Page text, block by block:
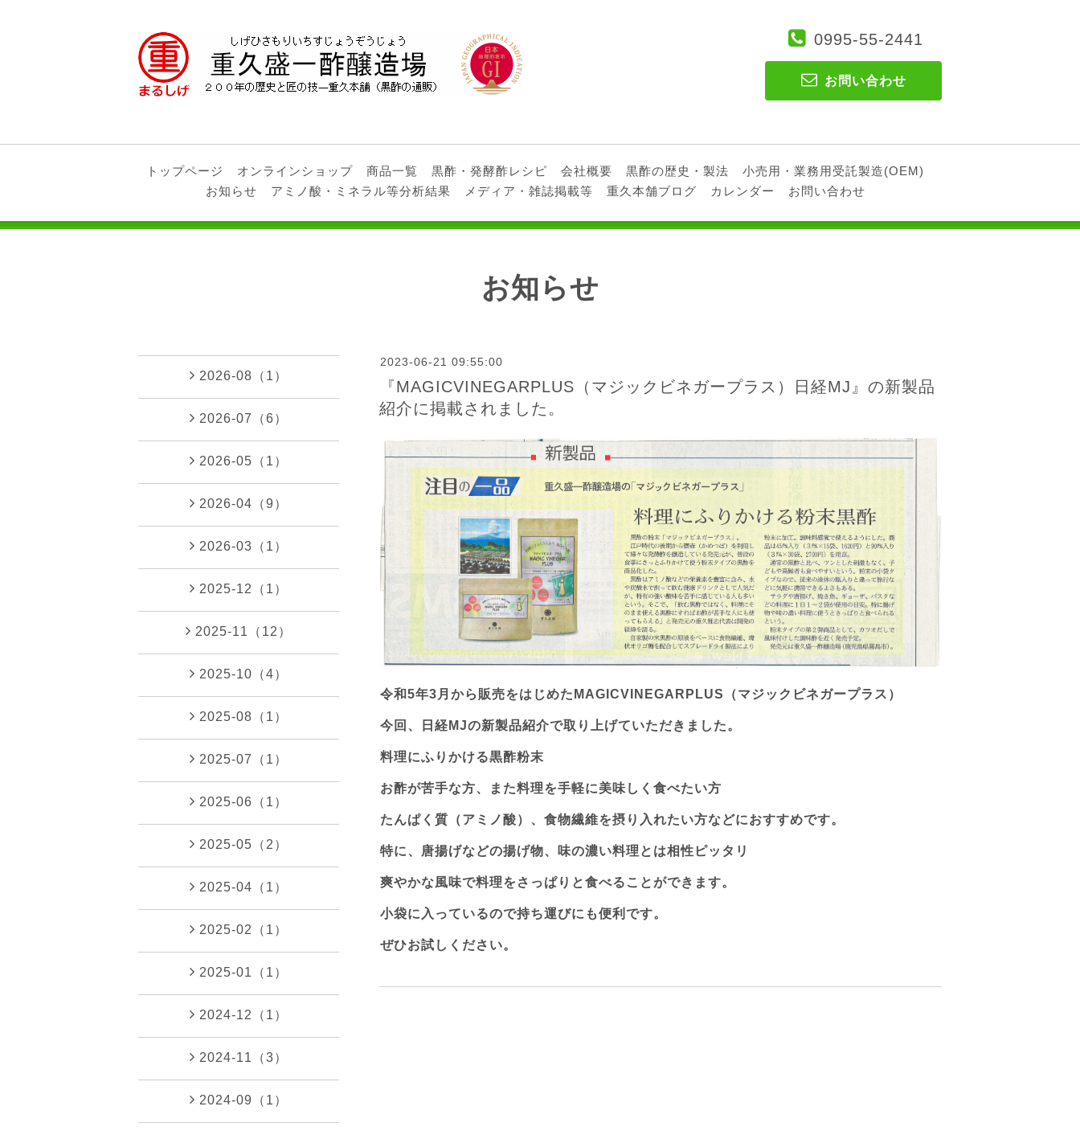
0995-55-2441
お問い合わせ
トップページ オンラインショップ 商品一覧 黒酢・発酵酢レシピ 会社概要 黒酢の歴史・製法
小売用・業務用受託製造(OEM)
お知らせ
アミノ酸・ミネラル等分析結果 メディア・雑誌掲載等 重久本舗ブログ カレンダー お問い合わせ
お知らせ
2023-06-21 09:55:00
『MAGICVINEGARPLUS（マジックビネガープラス）日経MJ』の新製品
紹介に掲載されました。
令和5年3 月から販売をはじめた MAGICVINEGARPLUS （マジックビネガープラス）
今回、日経 MJの新製品紹介で取り上げていただきました。
料理にふりかける黒酢粉末
お酢が苦手な方、また料理を手軽に美味しく食べたい方
たんぱく質（アミノ酸）、食物繊維を摂り入れたい方などにおすすめです。
特に、唐揚げなどの揚げ物、味の濃い料理とは相性ピッタリ
爽やかな風味で料理をさっぱりと食べることができます。
小袋に入っているので持ち運びにも便利です。
ぜひお試しください。
2026-08（1）
2026-07（6）
2026-05（1）
2026-04（9）
2026-03（1）
2025-12（1）
2025-11（12）
2025-10（4）
2025-08（1）
2025-07（1）
2025-06（1）
2025-05（2）
2025-04（1）
2025-02（1）
2025-01（1）
2024-12（1）
2024-11（3）
2024-09（1）